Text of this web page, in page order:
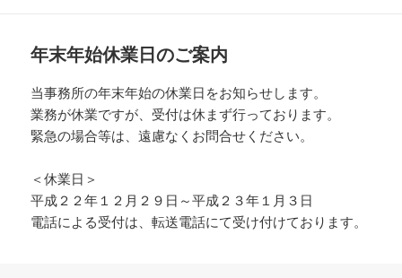
年末年始休業日のご案内
当事務所の年末年始の休業日をお知らせします。
業務が休業ですが、受付は休まず行っております。
緊急の場合等は、遠慮なくお問合せください。
＜休業日＞
平成２２年１２月２９日～平成２３年１月３日
電話による受付は、転送電話にて受け付けております。